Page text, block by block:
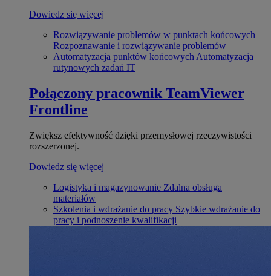
Dowiedz się więcej
Rozwiązywanie problemów w punktach końcowych
Rozpoznawanie i rozwiązywanie problemów
Automatyzacja punktów końcowych Automatyzacja
rutynowych zadań IT
Połączony pracownik TeamViewer
Frontline
Zwiększ efektywność dzięki przemysłowej rzeczywistości
rozszerzonej.
Dowiedz się więcej
Logistyka i magazynowanie Zdalna obsługa
materiałów
Szkolenia i wdrażanie do pracy Szybkie wdrażanie do
pracy i podnoszenie kwalifikacji